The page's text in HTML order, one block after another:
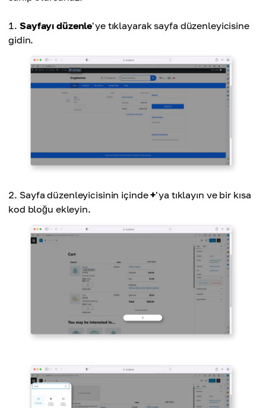
Sayfayı düzenle'ye tıklayarak sayfa düzenleyicisine
gidin.
Sayfa düzenleyicisinin içinde+'ya tıklayın ve bir kısa
kod bloğu ekleyin.